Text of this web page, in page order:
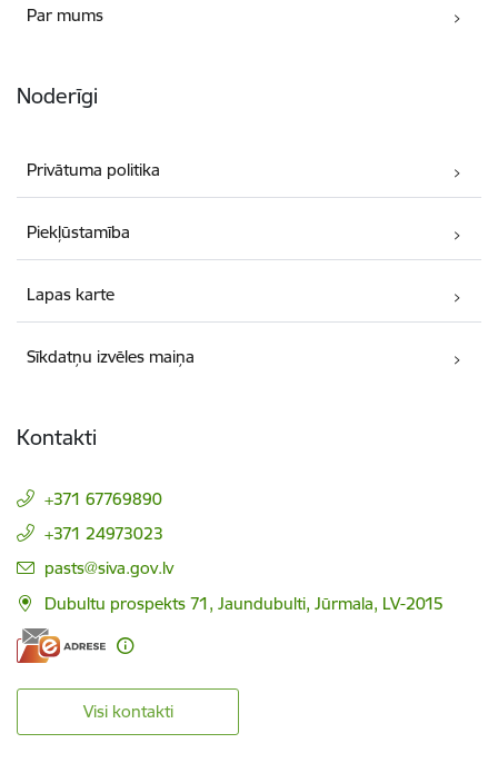
Par mums
Noderīgi
Privātuma politika
Piekļūstamība
Lapas karte
Sīkdatņu izvēles maiņa
Kontakti
+371 67769890
+371 24973023
E-pasts:
pasts@siva.gov.lv
Dubultu prospekts 71, Jaundubulti, Jūrmala, LV-2015
Visi kontakti